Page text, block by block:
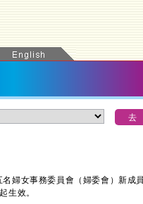
女事務委員會（婦委會）新成
生效。